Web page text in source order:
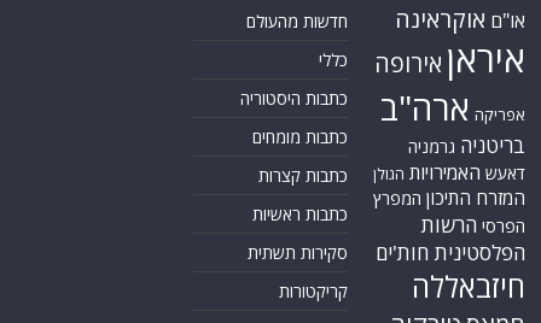
או"ם אוקראינה
איראן אירופה
אפריקה ארה"ב
בריטניה גרמניה
דאעש האמירויות הגולן
המזרח התיכון המפרץ
הפרסי הרשות
הפלסטינית חות'ים
חיזבאללה
חדשות מהעולם
כללי
כתבות היסטוריה
כתבות מומחים
כתבות קצרות
כתבות ראשיות
סקירות תשתית
קריקטורות